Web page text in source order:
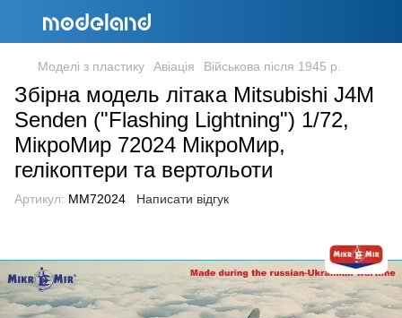
Моделі з пластику Авіація Військова після 1945 р.
Збірна модель літака Mitsubishi J4M
Senden ("Flashing Lightning") 1/72,
МікроМир 72024 МікроМир,
гелікоптери та вертольоти
Артикул: MM72024 Написати відгук